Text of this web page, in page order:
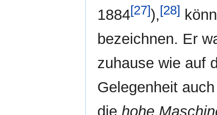
1884[27]),[28]
bezeichnen. Er
zuhause wie auf
Gelegenheit
die hohe